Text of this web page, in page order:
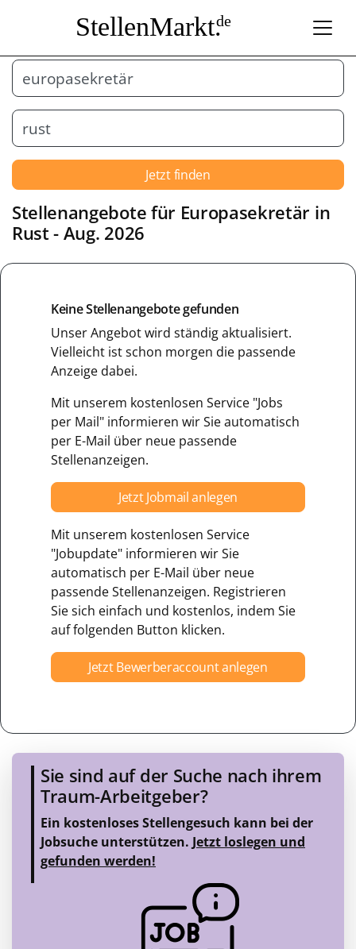
StellenMarkt.de
Jetzt finden
Stellenangebote für Europasekretär in
Rust- Aug. 2026
Keine Stellenangebote gefunden
Unser Angebot wird ständig aktualisiert.
Vielleicht ist schon morgen die passende
Anzeige dabei.
Mit unserem kostenlosen Service "Jobs
per Mail" informieren wir Sie automatisch
per E-Mail über neue passende
Stellenanzeigen.
Jetzt Jobmail anlegen
Mit unserem kostenlosen Service
"Jobupdate" informieren wir Sie
automatisch per E-Mail über neue
passende Stellenanzeigen. Registrieren
Sie sich einfach und kostenlos, indem Sie
auf folgenden Button klicken.
Jetzt Bewerberaccount anlegen
Sie sind auf der Suche nach ihrem
Traum-Arbeitgeber?
Ein kostenloses Stellengesuch kann bei der
Jobsuche unterstützen. Jetzt loslegen und
gefunden werden!